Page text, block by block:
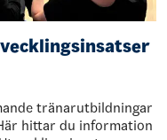
tränarutbildningar
hittar du information